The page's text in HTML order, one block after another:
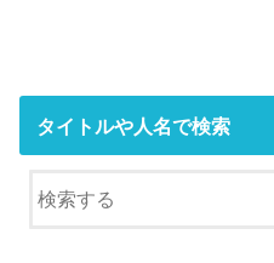
タイトルや人名で検索